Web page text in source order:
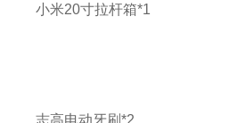
小米20寸拉杆箱*1
志高电动牙刷*2